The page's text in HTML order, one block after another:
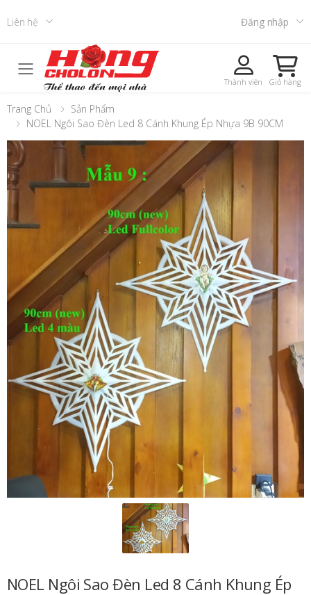
Liên hệ Đăng nhập
Toggle mobile menu Thành viên Giỏ hàng
Trang Chủ
Sản Phẩm
NOEL Ngôi Sao Đèn Led 8 Cánh Khung Ép Nhựa 9B 90CM
NOEL Ngôi Sao Đèn Led 8 Cánh Khung Ép